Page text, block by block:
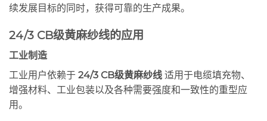
续发展目标的同时，获得可靠的生产成果。
24/3 CB级黄麻纱线的应用
工业制造
工业用户依赖于 24/3 CB级黄麻纱线 适用于电缆填充物、
增强材料、工业包装以及各种需要强度和一致性的重型应
用。